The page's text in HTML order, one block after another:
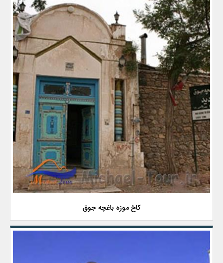
کاخ موزه باغچه جوق